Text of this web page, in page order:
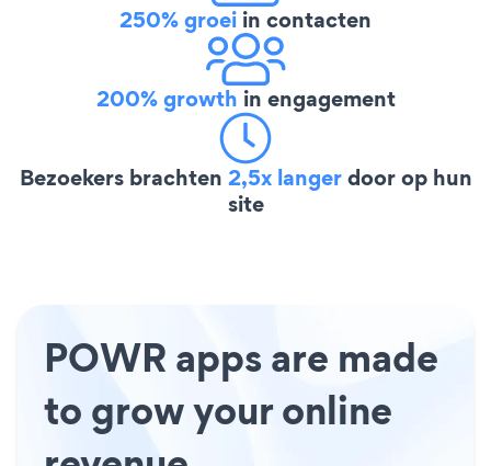
250% groei in contacten
200% growth in engagement
Bezoekers brachten 2,5x langerdoor op hun
site
POWR apps are made
to grow your online